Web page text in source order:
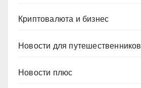
Криптовалюта и бизнес
Новости для путешественников
Новости плюс